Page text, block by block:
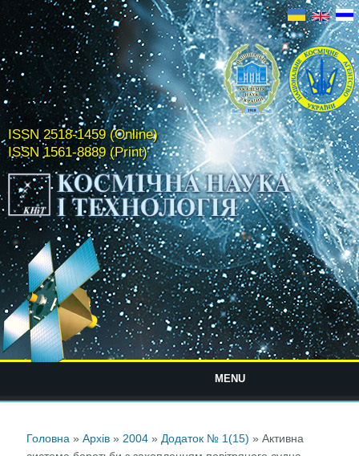
ISSN 2518-1459 (Online)
ISSN 1561-8889 (Print)
MENU
Головна »Архів » 2004 » Додаток № 1(15) » Активна